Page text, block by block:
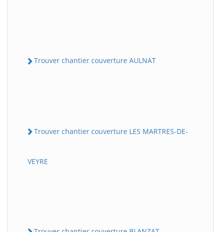
Trouver chantier couverture AULNAT
Trouver chantier couverture LES MARTRES-DE-
VEYRE